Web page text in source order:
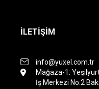
İLETİŞİM
info@yuxel.com.tr
Mağaza-1:
İş Merkezi No:2